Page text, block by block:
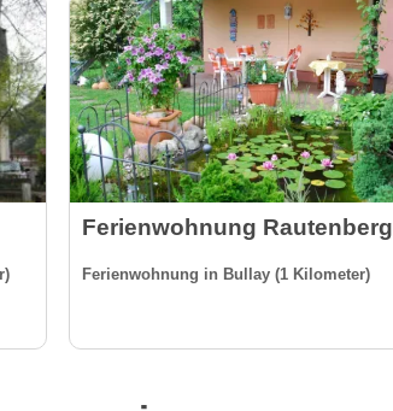
Ferienwohnung Rautenberg
Ferienwohnung in Bullay (1 Kilometer)